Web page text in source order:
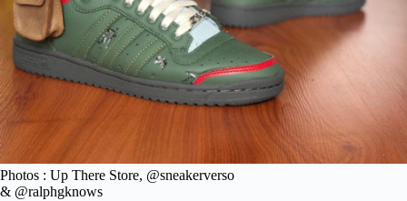
Photos : Up There Store, @sneakerverso
& @ralphgknows